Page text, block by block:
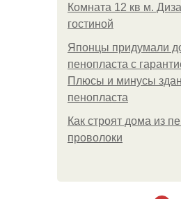
Комната 12 кв м.
гостиной
Японцы придумали
пенопласта с
Плюсы и минусы
пенопласта
Как строят дома из
проволоки